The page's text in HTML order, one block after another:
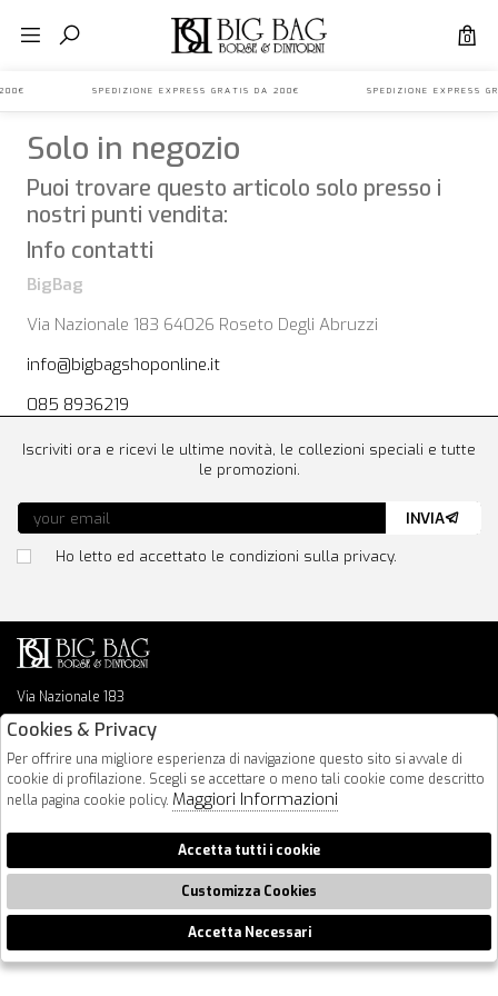
0
DA 200€ SPEDIZIONE EXPRESS GRATIS DA 200€ SPEDIZIONE
Solo in negozio
Puoi trovare questo articolo solo presso i
nostri punti vendita:
Info contatti
BigBag
Via Nazionale 183 64026 Roseto Degli Abruzzi
info@bigbagshoponline.it
085 8936219
Via Nazionale 183
64026 Roseto Degli Abruzzi
info@bigbagshoponline.it
follow us
Iscriviti ora e ricevi le ultime novità, le collezioni speciali e tutte
le promozioni.
Ho letto ed accettato le condizioni sulla privacy.
INVIA
2026 BigBag - P.iva : 00916940679 Powered by
🍪
Cookies & Privacy
Per offrire una migliore esperienza di navigazione questo sito si avvale di
cookie di profilazione. Scegli se accettare o meno tali cookie come descritto
nella pagina cookie policy. Maggiori Informazioni
Accetta tutti i cookie
Customizza Cookies
Accetta Necessari